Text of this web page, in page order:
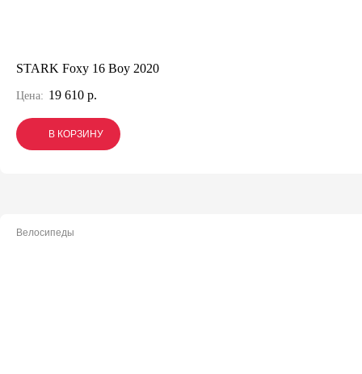
STARK Foxy 16 Boy 2020
Цена: 19 610 р.
В КОРЗИНУ
В КОРЗИНУ
В КОРЗИНУ
Велосипеды